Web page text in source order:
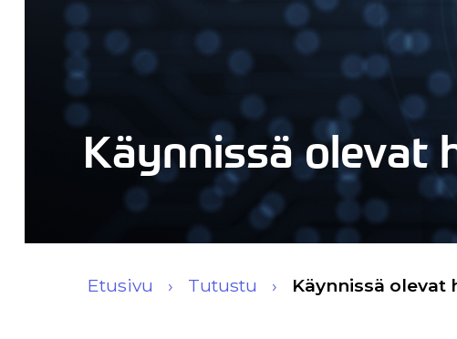
Käynnissä olevat
Etusivu Tutustu Käynnissä olevat